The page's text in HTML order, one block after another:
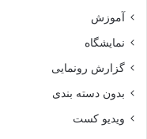
آموزش
نمایشگاه
گزارش رونمایی
بدون دسته بندی
ویدیو کست